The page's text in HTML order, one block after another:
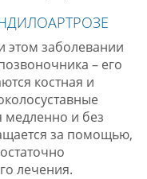
этом заболевании
– его
костная и
медленно и без
за помощью,
лечения.